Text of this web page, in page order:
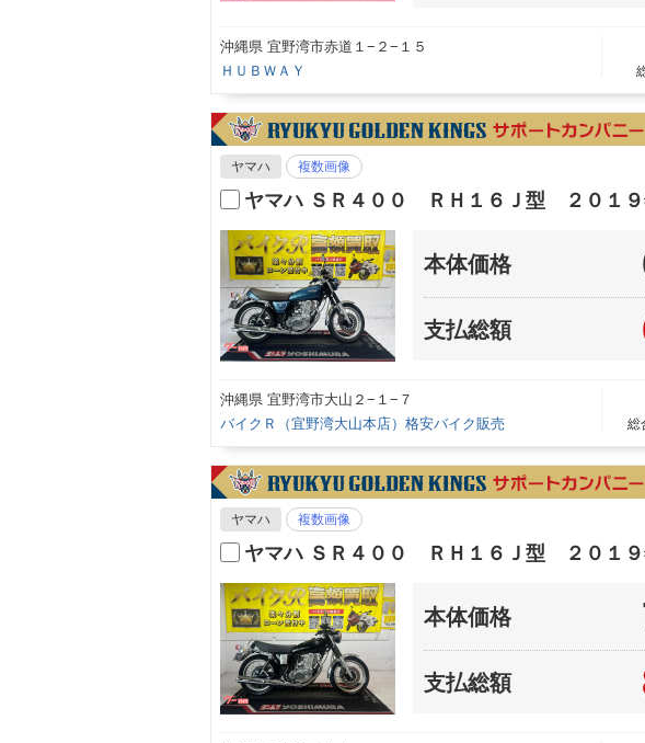
沖縄県 宜野湾市赤道１−２−１５
ＨＵＢＷＡＹ
ヤマハ 複数画像
ヤマハ ＳＲ４００ ＲＨ１６Ｊ型 ２０１
本体価格
支払総額
沖縄県 宜野湾市大山２−１−７
バイクＲ（宜野湾大山本店）格安バイク販売
総
ヤマハ 複数画像
ヤマハ ＳＲ４００ ＲＨ１６Ｊ型 ２０１
本体価格
支払総額